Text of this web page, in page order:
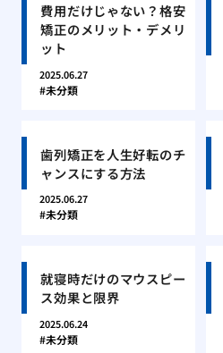
費用だけじゃない？格安
矯正のメリット・デメリ
ット
2025.06.27
未分類
歯列矯正を人生好転のチ
ャンスにする方法
2025.06.27
未分類
就寝時だけのマウスピー
ス効果と限界
2025.06.24
未分類